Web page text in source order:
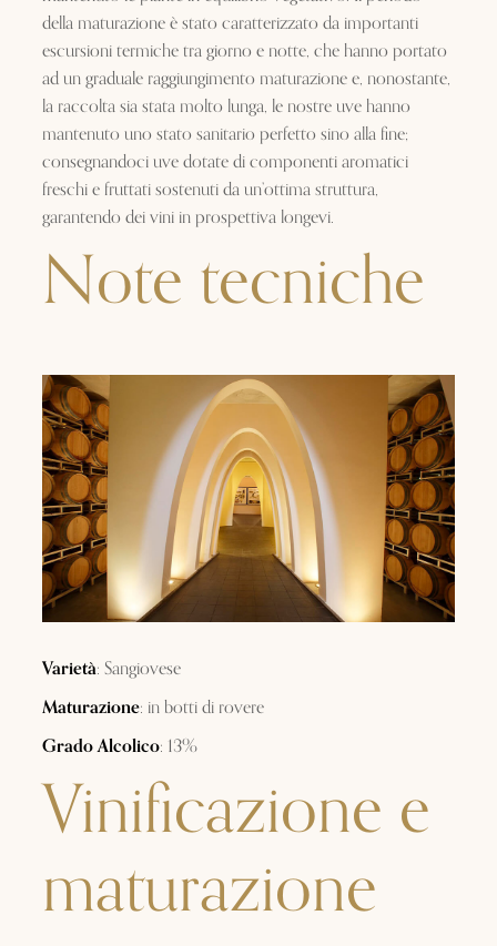
della maturazione è stato caratterizzato da importanti
escursioni termiche tra giorno e notte, che hanno portato
ad un graduale raggiungimento maturazione e, nonostante,
la raccolta sia stata molto lunga, le nostre uve hanno
mantenuto uno stato sanitario perfetto sino alla fine;
consegnandoci uve dotate di componenti aromatici
freschi e fruttati sostenuti da un’ottima struttura,
garantendo dei vini in prospettiva longevi.
Note tecniche
Varietà: Sangiovese
Maturazione: in botti di rovere
Grado Alcolico: 13%
Vinificazione e
maturazione